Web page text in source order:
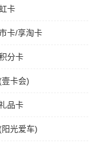
卡
卡/享淘卡
分卡
卡会)
品卡
光爱车)